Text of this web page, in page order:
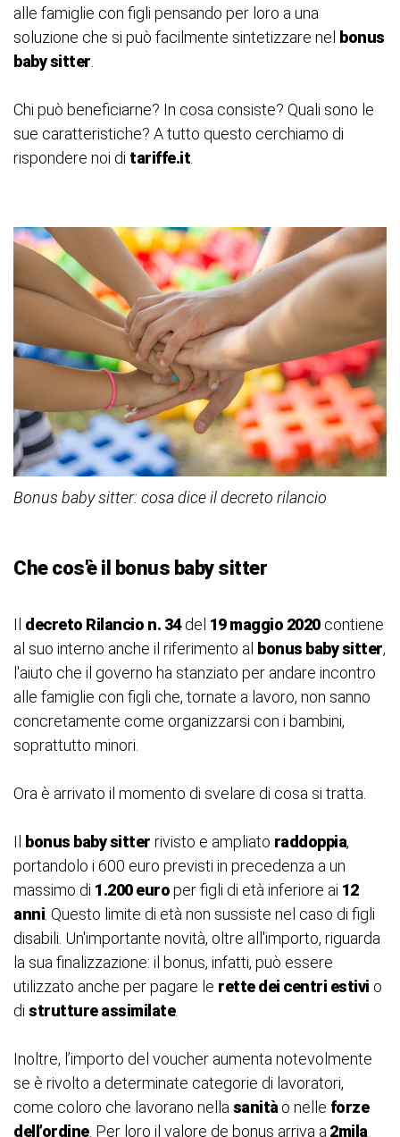
alle famiglie con figli pensando per loro a una
soluzione che si può facilmente sintetizzare nel
bonus
baby sitter
Chi può beneficiarne? In cosa consiste? Quali sono le
sue caratteristiche? A tutto questo cerchiamo di
rispondere noi di tariffe.it
Bonus baby sitter: cosa dice il decreto rilancio
Che cos'è il bonus baby sitter
Il decreto Rilancio n. 34del 19 maggio 2020contiene
al suo interno anche il riferimento al bonus baby sitter,
l'aiuto che il governo ha stanziato per andare incontro
alle famiglie con figli che, tornate a lavoro, non sanno
concretamente come organizzarsi con i bambini,
soprattutto minori.
Ora è arrivato il momento di svelare di cosa si tratta.
Il bonus baby sitter rivisto e ampliato raddoppia,
portandolo i 600 euro previsti in precedenza a un
massimo di 1.200 europer figli di età inferiore ai 12
anni . Questo limite di età non sussiste nel caso di figli
disabili. Un'importante novità, oltre all'importo, riguarda
la sua finalizzazione: il bonus, infatti, può essere
utilizzato anche per pagare le rette dei centri estivi o
di strutture assimilate.
Inoltre, l’importo del voucher aumenta notevolmente
se è rivolto a determinate categorie di lavoratori,
come coloro che lavorano nella sanità o nelle forze
dell’ordine. Per loro il valore de bonus arriva a 2mila